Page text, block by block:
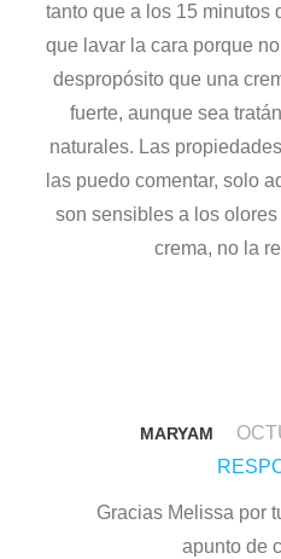
tanto que a los 15 minutos
que lavar la cara porque
despropósito que una
fuerte, aunque sea
naturales. Las
las puedo comentar, solo
son sensibles a los
crema, no la
MARYAM
Gracias Melissa por
apunto de